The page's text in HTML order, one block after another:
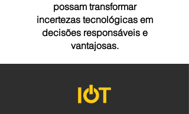
possam transformar
incertezas tecnológicas em
decisões responsáveis e
vantajosas.